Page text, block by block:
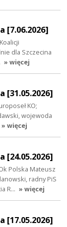
[7.06.2026]
dla Szczecina
» więcej
[31.05.2026]
KO;
wojewoda
» więcej
[24.05.2026]
Polska Mateusz
radny PiS
R… » więcej
[17.05.2026]